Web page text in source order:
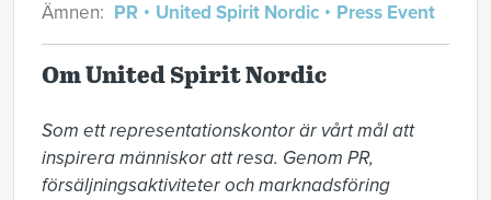
Ämnen: PR United Spirit Nordic Press Event
Om United Spirit Nordic
Som ett representationskontor är vårt mål att
inspirera människor att resa. Genom PR,
försäljningsaktiviteter och marknadsföring